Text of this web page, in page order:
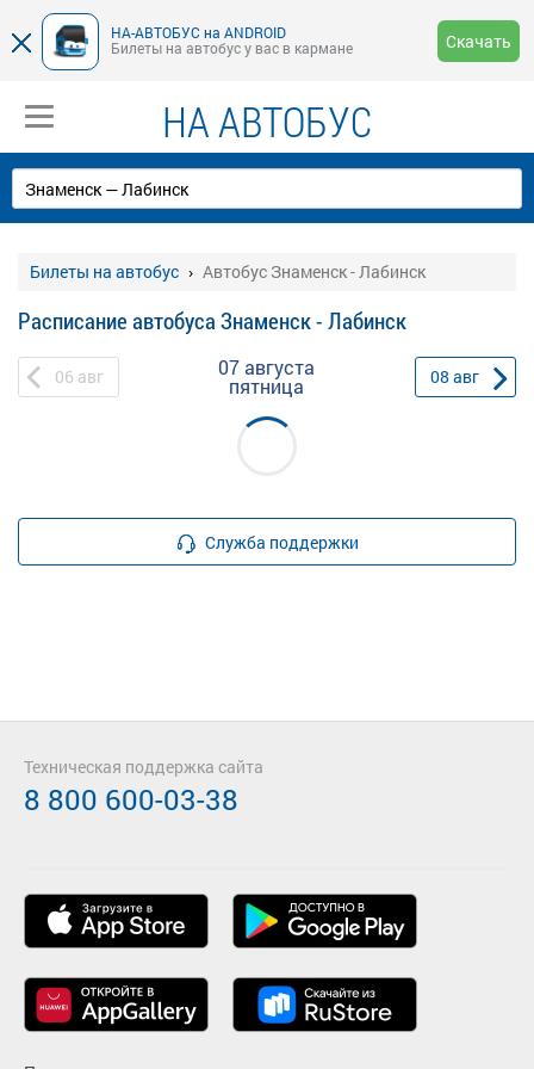
НА-АВТОБУС на ANDROID
Билеты на автобус у вас в кармане
Скачать
НА АВТОБУС
Билеты на автобус Автобус Знаменск - Лабинск
Расписание автобуса Знаменск - Лабинск
06 авг 07 августа
пятница 08 авг
Служба поддержки
Техническая поддержка сайта
8 800 600-03-38